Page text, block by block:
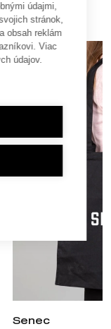
aj
Senec
údajmi,
stránok,
obsah reklám
Viac
údajov.